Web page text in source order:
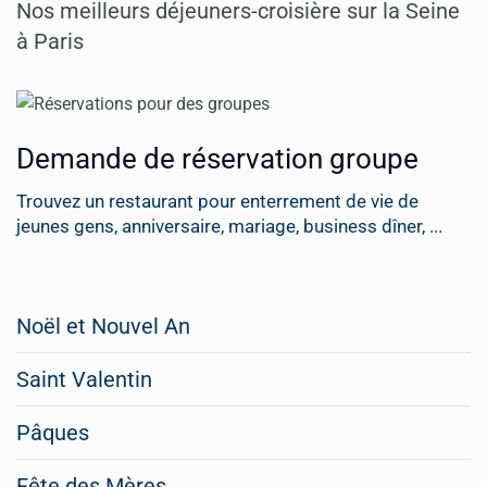
Nos meilleurs déjeuners-croisière sur la Seine
à Paris
Demande de réservation groupe
Trouvez un restaurant pour enterrement de vie de
jeunes gens, anniversaire, mariage, business dîner, ...
Noël et Nouvel An
Saint Valentin
Pâques